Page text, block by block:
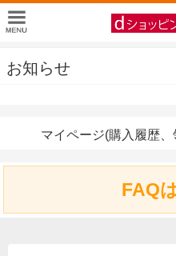
お知らせ
マイページ(購入履歴
FAQ